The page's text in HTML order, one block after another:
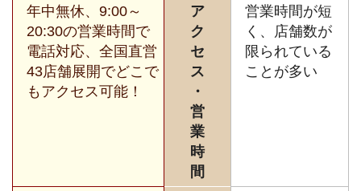
年中無休、9:00～
20:30の営業時間で
電話対応、全国直営
43店舗展開でどこで
もアクセス可能！
ア
ク
セ
ス
・
営
業
時
間
営業時間が短
く、店舗数が
限られている
ことが多い